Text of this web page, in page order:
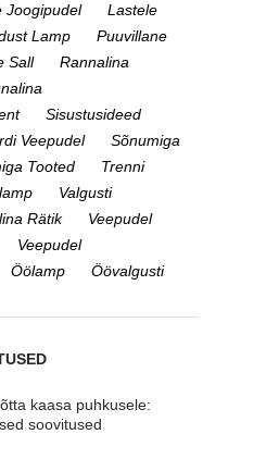
Joogipudel
Lastele
Lamp
Puuvillane
Sall
Rannalina
Sisustusideed
Veepudel
Sõnumiga
Tooted
Trenni
Valgusti
Rätik
Veepudel
Veepudel
Öölamp Öövalgusti
kaasa puhkusele:
soovitused